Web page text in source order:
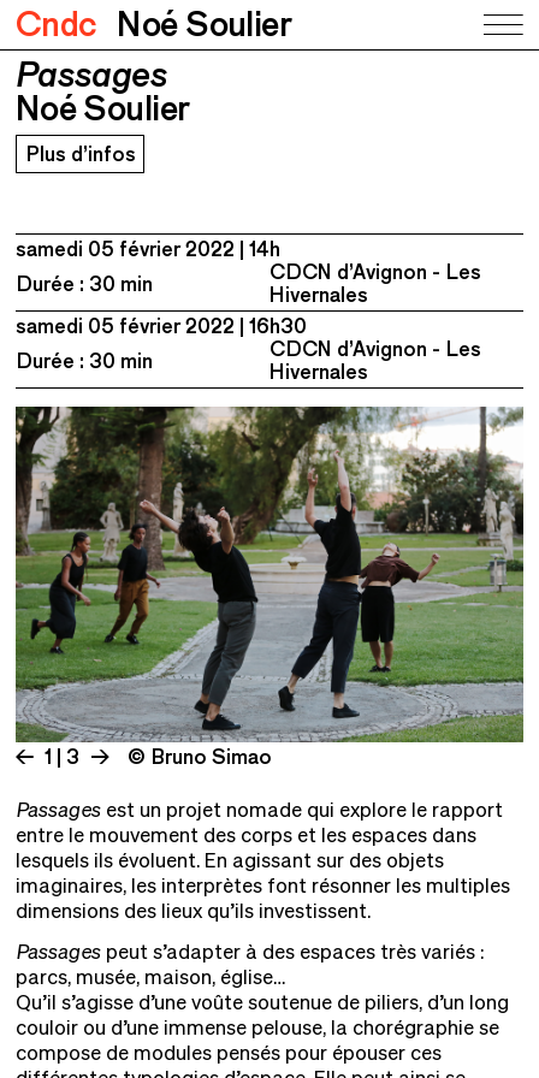
Cndc Noé Soulier
Passages
Noé Soulier
Passages
Noé Soulier
Plus d’infos
samedi 05 février 2022
14h
Durée : 30 min
CDCN d’Avignon - Les
Hivernales
samedi 05 février 2022
16h30
Durée : 30 min
CDCN d’Avignon - Les
Hivernales
1 | 3 © Bruno Simao
Passagesest un projet nomade qui explore le rapport
entre le mouvement des corps et les espaces dans
lesquels ils évoluent. En agissant sur des objets
imaginaires, les interprètes font résonner les multiples
dimensions des lieux qu’ils investissent.
Passagespeut s’adapter à des espaces très variés :
parcs, musée, maison, église…
Qu’il s’agisse d’une voûte soutenue de piliers, d’un long
couloir ou d’une immense pelouse, la chorégraphie se
compose de modules pensés pour épouser ces